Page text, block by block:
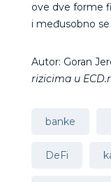
ove dve forme
i međusobno
Autor: Goran
rizicima u
banke
DeFi